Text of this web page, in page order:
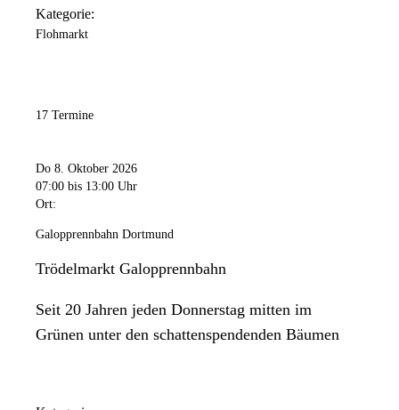
Kategorie:
Flohmarkt
17 Termine
Do 8. Oktober 2026
07:00 bis 13:00 Uhr
Ort:
Galopprennbahn Dortmund
Trödelmarkt Galopprennbahn
Seit 20 Jahren jeden Donnerstag mitten im
Grünen unter den schattenspendenden Bäumen